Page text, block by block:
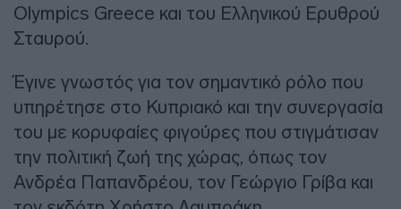
Olympics Greece και του Ελληνικού Ερυθρού
Σταυρού.
Έγινε γνωστός για τον σημαντικό ρόλο που
υπηρέτησε στο Κυπριακό και την συνεργασία
του με κορυφαίες φιγούρες που στιγμάτισαν
την πολιτική ζωή της χώρας, όπως τον
Ανδρέα Παπανδρέου, τον Γεώργιο Γρίβα και